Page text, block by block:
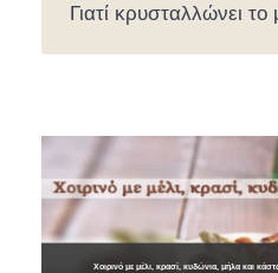
Γιατί κρυσταλλώνει
Χοιρινό με μέλι, κρασί, κυδώνια, μήλα και